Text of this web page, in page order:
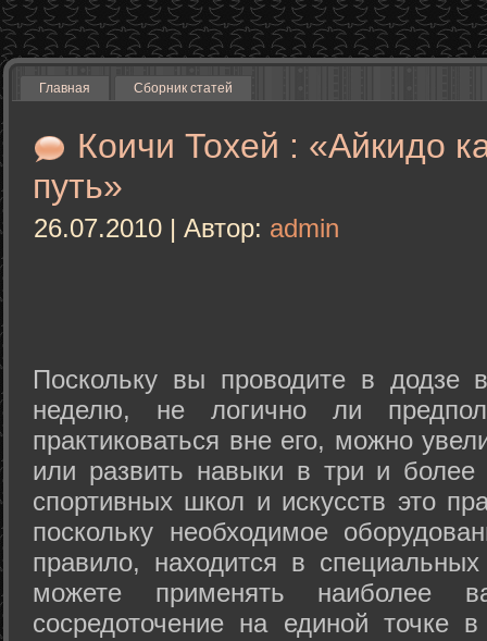
Главная Сборник статей
Коичи Тохей : «Айкидо
путь»
26.07.2010 | Автор: admin
Поскольку вы проводите в додзе
неделю, не логично ли
практиковаться вне его, можно
или развить навыки в три и
спортивных школ и искусств это
поскольку необходимое
правило, находится в
можете применять наиболее
сосредоточение на единой точке